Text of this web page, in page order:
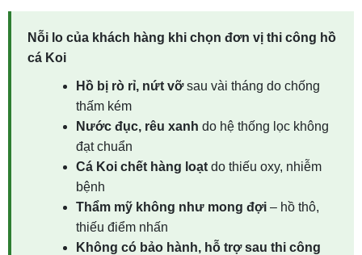
Nỗi lo của khách hàng khi chọn đơn vị thi công hồ
cá Koi
Hồ bị rò rỉ, nứt vỡsau vài tháng do chống
thấm kém
Nước đục, rêu xanh do hệ thống lọc không
đạt chuẩn
Cá Koi chết hàng loạt do thiếu oxy, nhiễm
bệnh
Thẩm mỹ không như mong đợi – hồ thô,
thiếu điểm nhấn
Không có bảo hành, hỗ trợ sau thi công